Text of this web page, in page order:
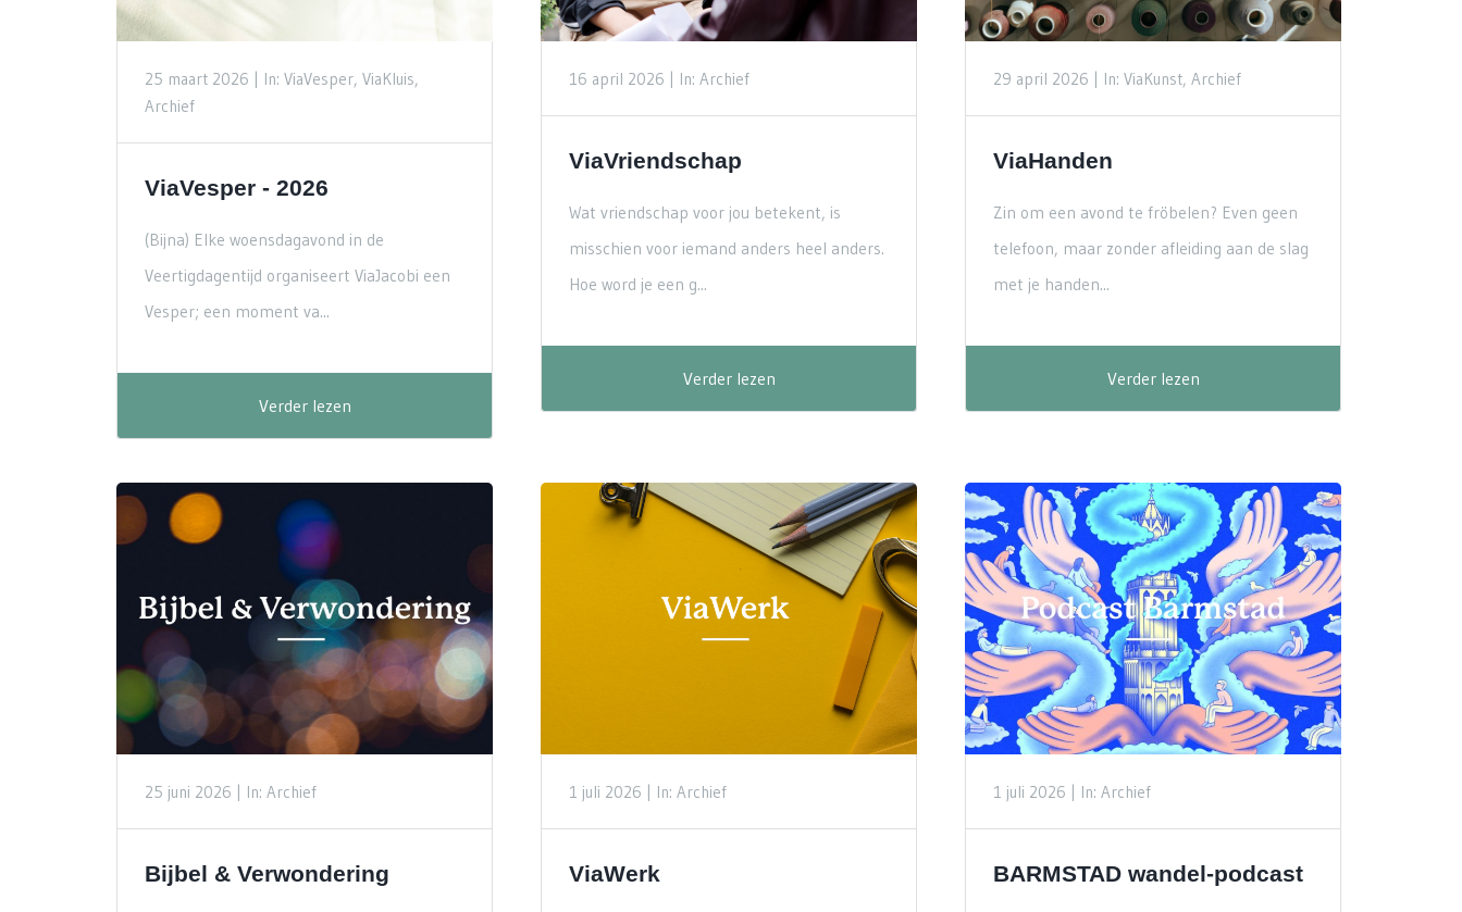
25 maart 2026 |
In: ViaVesper, ViaKluis,
Archief
ViaVesper - 2026
(Bijna) Elke woensdagavond in de
Veertigdagentijd organiseert ViaJacobi een
Vesper; een moment va...
Verder lezen
16 april 2026 | In: Archief
ViaVriendschap
Wat vriendschap voor jou betekent, is
misschien voor iemand anders heel anders.
Hoe word je een g...
Verder lezen
29 april 2026 | In: ViaKunst, Archief
ViaHanden
Zin om een avond te fröbelen? Even geen
telefoon, maar zonder afleiding aan de slag
met je handen...
Verder lezen
25 juni 2026 | In: Archief
Bijbel & Verwondering
1 juli 2026 | In: Archief
ViaWerk
1 juli 2026 | In: Archief
BARMSTAD wandel-podcast